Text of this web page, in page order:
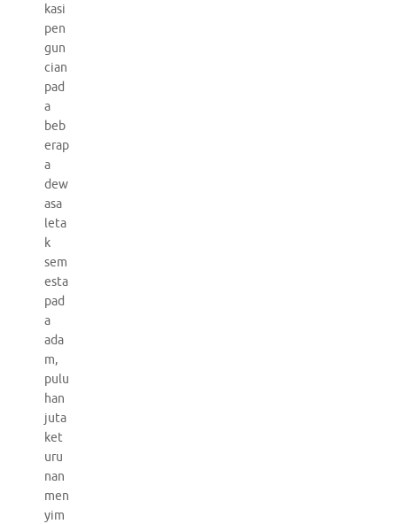
kasi
pen
gun
cian
pad
a
beb
erap
a
dew
asa
leta
k
sem
esta
pad
a
ada
m,
pulu
han
juta
ket
uru
nan
men
yim